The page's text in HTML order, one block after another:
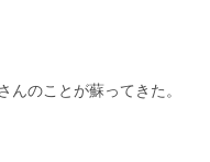
のことが蘇ってきた。